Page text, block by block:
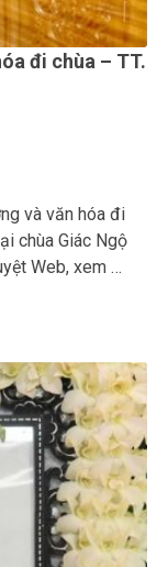
đi chùa – TT.
và văn hóa đi
chùa Giác Ngộ
Web, xem …